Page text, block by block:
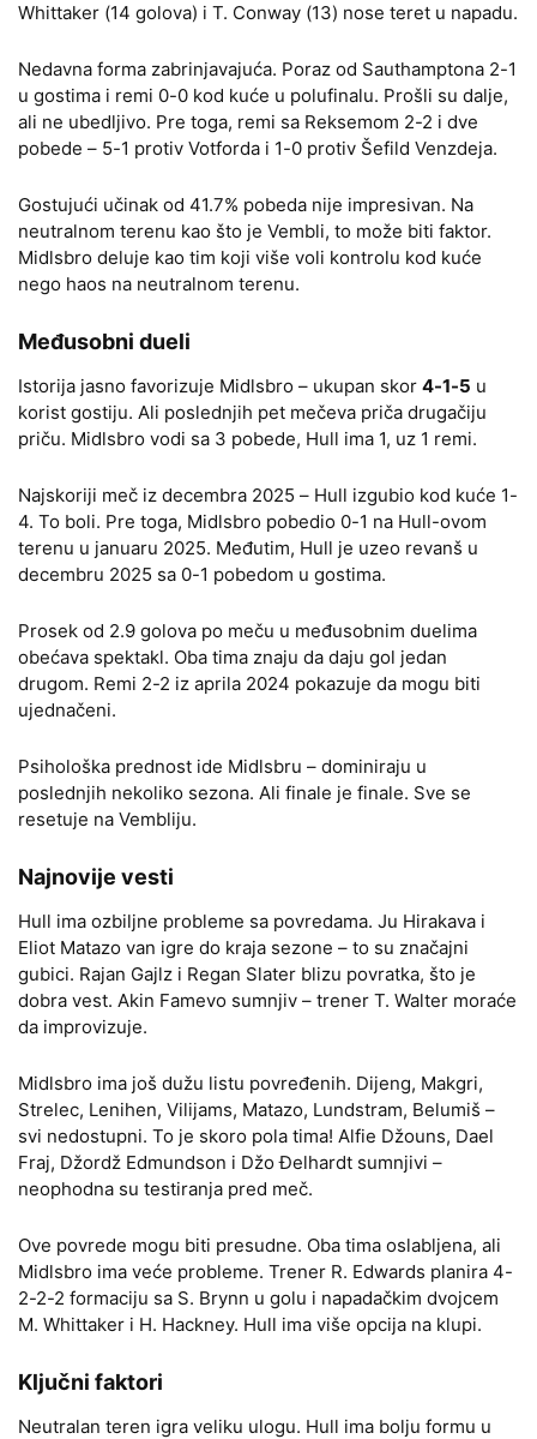
Whittaker (14 golova) i T. Conway (13) nose teret u napadu.
Nedavna forma zabrinjavajuća. Poraz od Sauthamptona 2-1
u gostima i remi 0-0 kod kuće u polufinalu. Prošli su dalje,
ali ne ubedljivo. Pre toga, remi sa Reksemom 2-2 i dve
pobede – 5-1 protiv Votforda i 1-0 protiv Šefild Venzdeja.
Gostujući učinak od 41.7% pobeda nije impresivan. Na
neutralnom terenu kao što je Vembli, to može biti faktor.
Midlsbro deluje kao tim koji više voli kontrolu kod kuće
nego haos na neutralnom terenu.
Međusobni dueli
Istorija jasno favorizuje Midlsbro – ukupan skor 4-1-5 u
korist gostiju. Ali poslednjih pet mečeva priča drugačiju
priču. Midlsbro vodi sa 3 pobede, Hull ima 1, uz 1 remi.
Najskoriji meč iz decembra 2025 – Hull izgubio kod kuće 1-
4. To boli. Pre toga, Midlsbro pobedio 0-1 na Hull-ovom
terenu u januaru 2025. Međutim, Hull je uzeo revanš u
decembru 2025 sa 0-1 pobedom u gostima.
Prosek od 2.9 golova po meču u međusobnim duelima
obećava spektakl. Oba tima znaju da daju gol jedan
drugom. Remi 2-2 iz aprila 2024 pokazuje da mogu biti
ujednačeni.
Psihološka prednost ide Midlsbru – dominiraju u
poslednjih nekoliko sezona. Ali finale je finale. Sve se
resetuje na Vembliju.
Najnovije vesti
Hull ima ozbiljne probleme sa povredama. Ju Hirakava i
Eliot Matazo van igre do kraja sezone – to su značajni
gubici. Rajan Gajlz i Regan Slater blizu povratka, što je
dobra vest. Akin Famevo sumnjiv – trener T. Walter moraće
da improvizuje.
Midlsbro ima još dužu listu povređenih. Dijeng, Makgri,
Strelec, Lenihen, Vilijams, Matazo, Lundstram, Belumiš –
svi nedostupni. To je skoro pola tima! Alfie Džouns, Dael
Fraj, Džordž Edmundson i Džo Đelhardt sumnjivi –
neophodna su testiranja pred meč.
Ove povrede mogu biti presudne. Oba tima oslabljena, ali
Midlsbro ima veće probleme. Trener R. Edwards planira 4-
2-2-2 formaciju sa S. Brynn u golu i napadačkim dvojcem
M. Whittaker i H. Hackney. Hull ima više opcija na klupi.
Ključni faktori
Neutralan teren igra veliku ulogu. Hull ima bolju formu u